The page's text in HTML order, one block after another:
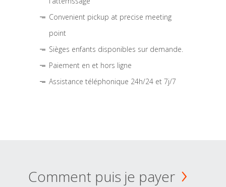
Convenient pickup at precise meeting
point
Sièges enfants disponibles sur demande.
Paiement en et hors ligne
Assistance téléphonique 24h/24 et 7j/7
Comment puis je payer